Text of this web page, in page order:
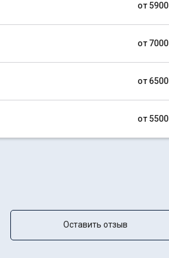
от 5900
от 7000
от 6500
от 5500
Оставить отзыв